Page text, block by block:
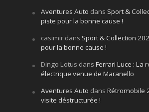
Aventures Auto dans Sport &
piste pour la bonne cause !
casimirdans Sport & Collection
pour la bonne cause !
Dingo Lotus dans Ferrari Luce : La
électrique venue de Maranello
Aventures Auto dans Rétromobile
visite déstructurée !